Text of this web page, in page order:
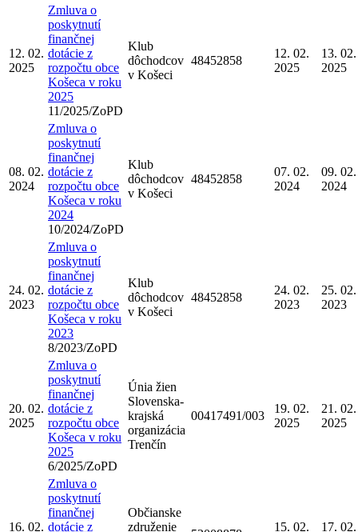
12. 02.
2025
Zmluva o
poskytnutí
finančnej
dotácie z
rozpočtu obce
Košeca v roku
2025
11/2025/ZoPD
Klub
dôchodcov
v Košeci
48452858
12. 02.
2025
13. 02.
2025
08. 02.
2024
Zmluva o
poskytnutí
finančnej
dotácie z
rozpočtu obce
Košeca v roku
2024
10/2024/ZoPD
Klub
dôchodcov
v Košeci
48452858
07. 02.
2024
09. 02.
2024
24. 02.
2023
Zmluva o
poskytnutí
finančnej
dotácie z
rozpočtu obce
Košeca v roku
2023
8/2023/ZoPD
Klub
dôchodcov
v Košeci
48452858
24. 02.
2023
25. 02.
2023
20. 02.
2025
Zmluva o
poskytnutí
finančnej
dotácie z
rozpočtu obce
Košeca v roku
2025
6/2025/ZoPD
Únia žien
Slovenska-
krajská
organizácia
Trenčín
00417491/003
19. 02.
2025
21. 02.
2025
16. 02.
Zmluva o
poskytnutí
finančnej
dotácie z
Občianske
združenie
15. 02.
17. 02.